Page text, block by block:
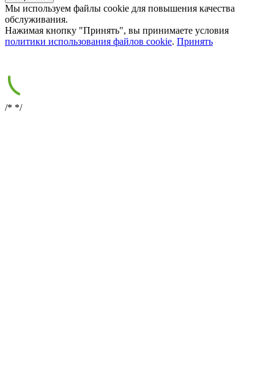
Мы используем файлы cookie для повышения качества
обслуживания.
Нажимая кнопку "Принять", вы принимаете условия
политики использования файлов cookie. Принять
/* */